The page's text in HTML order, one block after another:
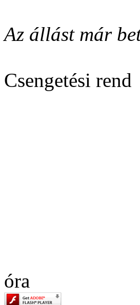
Az állást már
Csengetési rend
óra